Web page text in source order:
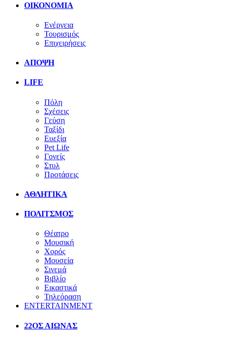
ΟΙΚΟΝΟΜΙΑ
Ενέργεια
Τουρισμός
Επιχειρήσεις
ΑΠΟΨΗ
LIFE
Πόλη
Σχέσεις
Γεύση
Ταξίδι
Ευεξία
Pet Life
Γονείς
Στυλ
Προτάσεις
ΑΘΛΗΤΙΚΑ
ΠΟΛΙΤΣΜΟΣ
Θέατρο
Μουσική
Χορός
Μουσεία
Σινεμά
Βιβλίο
Εικαστικά
Τηλεόραση
ENTERTAINMENT
22ΟΣ ΑΙΩΝΑΣ